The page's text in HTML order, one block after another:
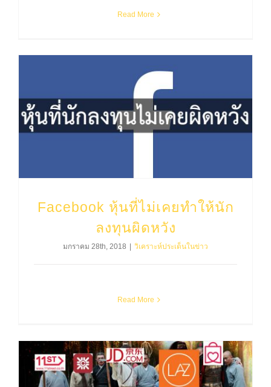
Read More
Facebook หุ้นที่ไม่เคยทำให้นัก
ลงทุนผิดหวัง
มกราคม 28th, 2018 | วิเคราะห์ประเด็นในข่าว
Read More